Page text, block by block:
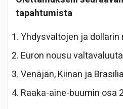
tapahtumista
Yhdysvaltojen ja dollarin
Euron nousu
Venäjän, Kiinan ja
Raaka-aine-buumin osa 2